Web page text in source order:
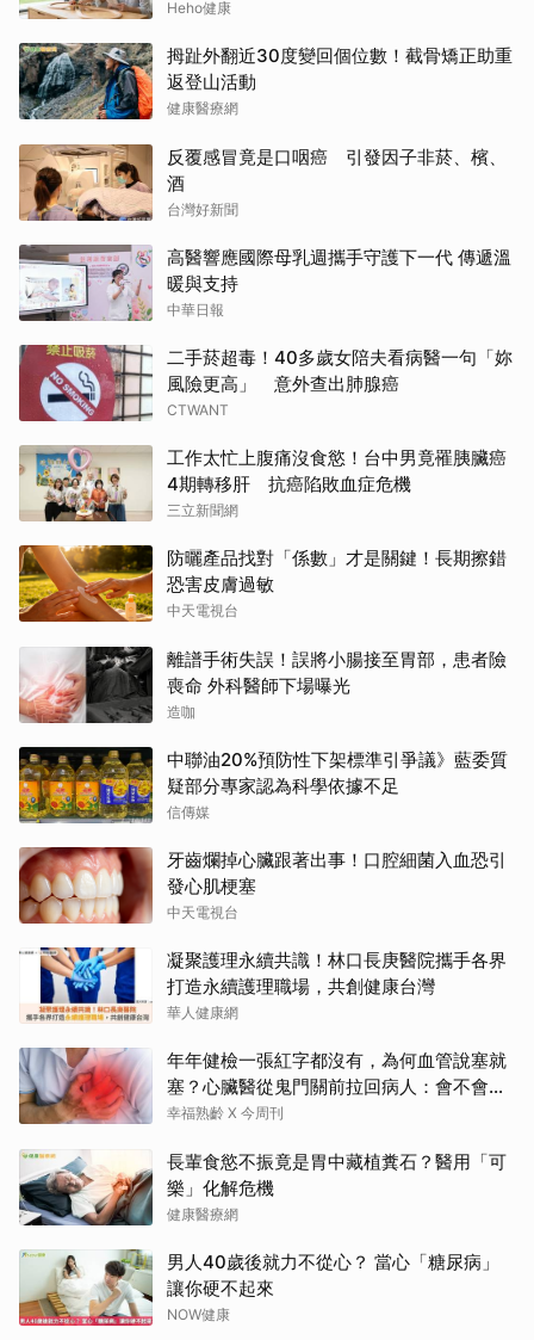
Heho健康
拇趾外翻近30度變回個位數！截骨矯正助重
返登山活動
健康醫療網
反覆感冒竟是口咽癌 引發因子非菸、檳、
酒
台灣好新聞
高醫響應國際母乳週攜手守護下一代 傳遞溫
暖與支持
中華日報
二手菸超毒！40多歲女陪夫看病醫一句「妳
風險更高」 意外查出肺腺癌
CTWANT
工作太忙上腹痛沒食慾！台中男竟罹胰臟癌
4期轉移肝 抗癌陷敗血症危機
三立新聞網
防曬產品找對「係數」才是關鍵！長期擦錯
恐害皮膚過敏
中天電視台
離譜手術失誤！誤將小腸接至胃部，患者險
喪命 外科醫師下場曝光
造咖
中聯油20%預防性下架標準引爭議》藍委質
疑部分專家認為科學依據不足
信傳媒
牙齒爛掉心臟跟著出事！口腔細菌入血恐引
發心肌梗塞
中天電視台
凝聚護理永續共識！林口長庚醫院攜手各界
打造永續護理職場，共創健康台灣
華人健康網
年年健檢一張紅字都沒有，為何血管說塞就
塞？心臟醫從鬼門關前拉回病人：會不會心
梗要看對數字
幸福熟齡 X 今周刊
長輩食慾不振竟是胃中藏植糞石？醫用「可
樂」化解危機
健康醫療網
男人40歲後就力不從心？ 當心「糖尿病」
讓你硬不起來
NOW健康